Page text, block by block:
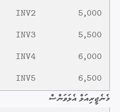
5,000
INV2
5,500
INV3
6,000
INV4
6,500
INV5
މެނެޖީރިއަލް އެލަވަންސް